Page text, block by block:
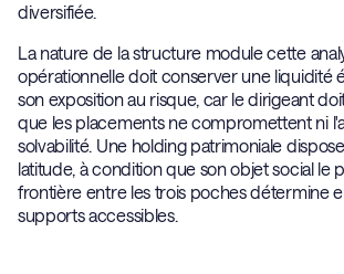
diversifiée.
La nature de la structure module cette
opérationnelle doit conserver une liquidité
son exposition au risque, car le dirigeant
que les placements ne compromettent ni
solvabilité. Une holding patrimoniale
latitude, à condition que son objet social le
frontière entre les trois poches détermine
supports accessibles.